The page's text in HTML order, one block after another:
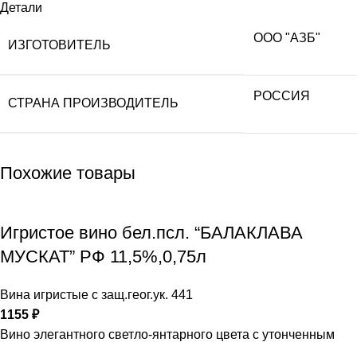
Детали
ИЗГОТОВИТЕЛЬ
ООО "АЗБ"
СТРАНА ПРОИЗВОДИТЕЛЬ
РОССИЯ
Похожие товары
Игристое вино бел.псл. “БАЛАКЛАВА
МУСКАТ” РФ 11,5%,0,75л
Вина игристые с защ.геог.ук. 441
1155 ₽
Вино элегантного светло-янтарного цвета с утонченным